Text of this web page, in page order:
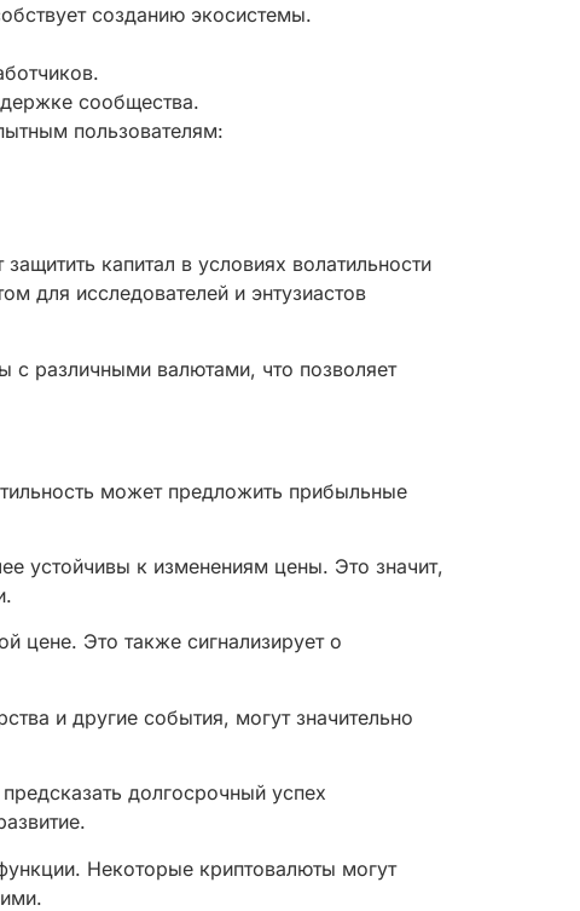
созданию экосистемы.
сообщества.
пользователям:
капитал в условиях волатильности
для исследователей и энтузиастов
с различными валютами, что позволяет
может предложить прибыльные
устойчивы к изменениям цены. Это значит,
цене. Это также сигнализирует о
и другие события, могут значительно
долгосрочный успех
Некоторые криптовалюты могут